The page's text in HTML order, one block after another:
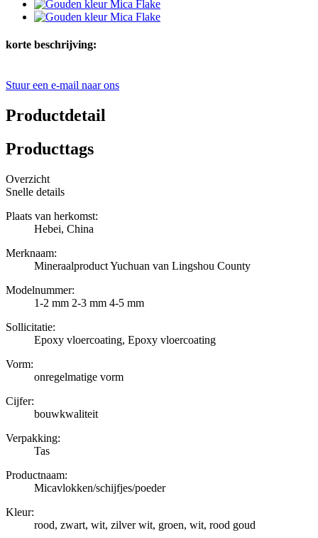
korte beschrijving:
Stuur een e-mail naar ons
Productdetail
Producttags
Overzicht
Snelle details
Plaats van herkomst:
Hebei, China
Merknaam:
Mineraalproduct Yuchuan van Lingshou County
Modelnummer:
1-2 mm 2-3 mm 4-5 mm
Sollicitatie:
Epoxy vloercoating, Epoxy vloercoating
Vorm:
onregelmatige vorm
Cijfer:
bouwkwaliteit
Verpakking:
Tas
Productnaam:
Micavlokken/schijfjes/poeder
Kleur:
rood, zwart, wit, zilver wit, groen, wit, rood goud